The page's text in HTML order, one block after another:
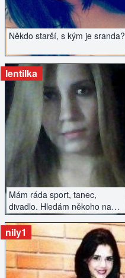
Někdo starší, s kým je sranda?
Mám ráda sport, tanec,
divadlo. Hledám někoho na
vážný vztah.
lentilka
ZOBRAZIT INZERÁT
nily1